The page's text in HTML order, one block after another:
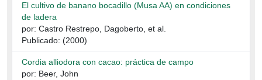
El cultivo de banano bocadillo (Musa AA) en condiciones
de ladera
por: Castro Restrepo, Dagoberto, et al.
Publicado: (2000)
Cordia alliodora con cacao: práctica de campo
por: Beer, John